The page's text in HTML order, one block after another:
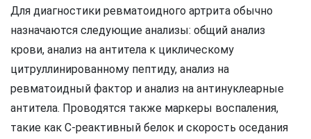
Для диагностики ревматоидного артрита обычно
назначаются следующие анализы: общий анализ
крови, анализ на антитела к циклическому
цитруллинированному пептиду, анализ на
ревматоидный фактор и анализ на антинуклеарные
антитела. Проводятся также маркеры воспаления,
такие как С-реактивный белок и скорость оседания